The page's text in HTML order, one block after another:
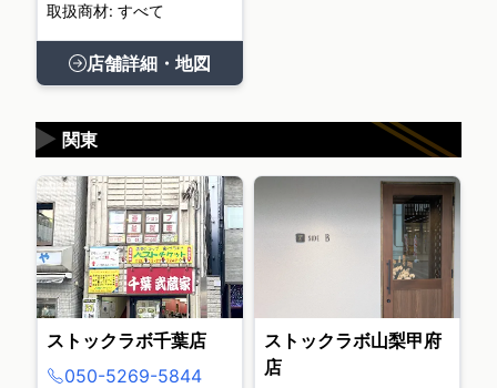
取扱商材: すべて
店舗詳細・地図
関東
▶
ストックラボ千葉店
050-5269-5844
ストックラボ山梨甲府
店